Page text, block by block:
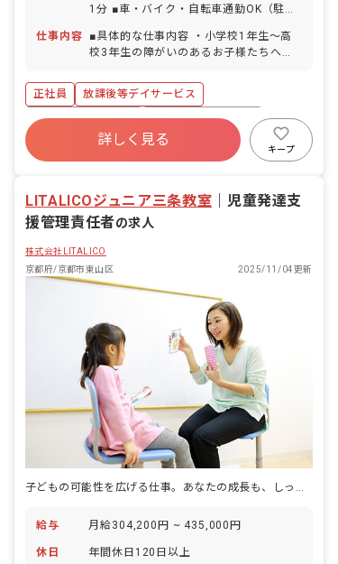
1分 ■車・バイク・自転車通勤OK（駐車
仕事内容
■具体的な仕事内容 ・小学校1年生～高
校3年生の障がいのあるお子様たちへの
などの送迎業務 ・個別支援計画に基づい
た、個別トレーニング・集団トレーニン
グ ・連絡帳記入 ・保護者対応 ■保育理
念 ジョイアスリビングは、素直で優しい
気持ちを持った子どもたちの「こころ」
を育てていきたいと考えています。 子ど
奇心を育て、可能性を広げる環境づく
り、未来ある子どもたちが自立や将来の
就労という観点から社会生活に必要な日
常生活における基本的な動作や社会性を
身につけていけるよう療育支援を提供す
ると共に、安心して過ごせる時間を提供
していきます。
正社員
放課後等デイサービス
年間休日120日以上
ボーナス・賞与あり
社会保険完備
有給
残業少なめ
詳しく見る
キープ
LITALICOジュニア三条教室
児童発達支
援管理責任者の求人
株式会社LITALICO
京都府/京都市東山区
2025/11/04更新
給与 月給304,200円 ~ 435,000円
休日 年間休日120日以上